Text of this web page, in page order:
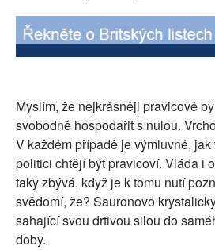
Myslím, že nejkrásněji pravicové
svobodně hospodařit s nulou.
V každém případě je výmluvné,
politici chtějí být pravicoví. Vláda i
taky zbývá, když je k tomu nutí
svědomí, že? Sauronovo
sahající svou drtivou silou do
doby.